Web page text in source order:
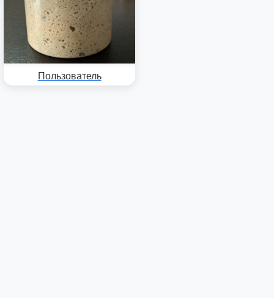
Пользователь